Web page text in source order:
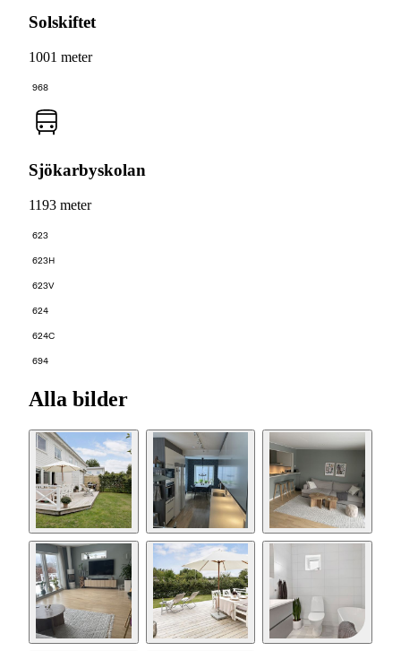
Solskiftet
1001 meter
968
Sjökarbyskolan
1193 meter
623
623H
623V
624
624C
694
Alla bilder